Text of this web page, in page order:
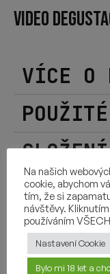
VÍCE O
SLOŽENÍ
DALŠÍ
VIDEO
TAKÉ BY
Na našich
cookie, abychom
tím, že si
návštěvy.
používáním
Nastavení Cookie
Bylo mi 18 let a